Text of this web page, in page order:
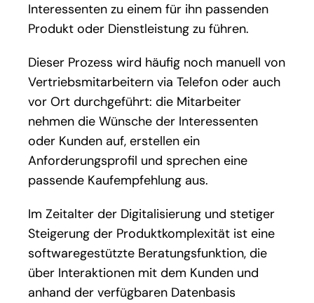
Interessenten zu einem für ihn passenden
Produkt oder Dienstleistung zu führen.
Dieser Prozess wird häufig noch manuell von
Vertriebsmitarbeitern via Telefon oder auch
vor Ort durchgeführt: die Mitarbeiter
nehmen die Wünsche der Interessenten
oder Kunden auf, erstellen ein
Anforderungsprofil und sprechen eine
passende Kaufempfehlung aus.
Im Zeitalter der Digitalisierung und stetiger
Steigerung der Produktkomplexität ist eine
softwaregestützte Beratungsfunktion, die
über Interaktionen mit dem Kunden und
anhand der verfügbaren Datenbasis